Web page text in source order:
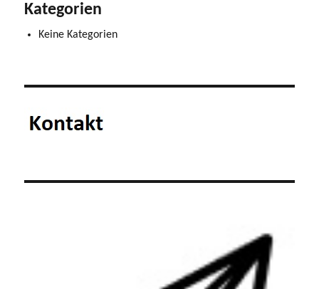
Kategorien
Keine Kategorien